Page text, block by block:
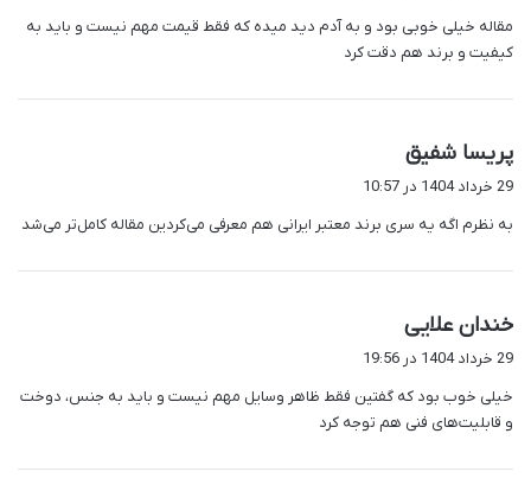
:
مقاله خیلی خوبی بود و به آدم دید میده که فقط قیمت مهم نیست و باید به
کیفیت و برند هم دقت کرد
پریسا شفیق
ف
:
29 خرداد 1404 در 10:57
به نظرم اگه یه سری برند معتبر ایرانی هم معرفی می‌کردین مقاله کامل‌تر می‌شد
خندان علایی
ف
:
29 خرداد 1404 در 19:56
خیلی خوب بود که گفتین فقط ظاهر وسایل مهم نیست و باید به جنس، دوخت
و قابلیت‌های فنی هم توجه کرد